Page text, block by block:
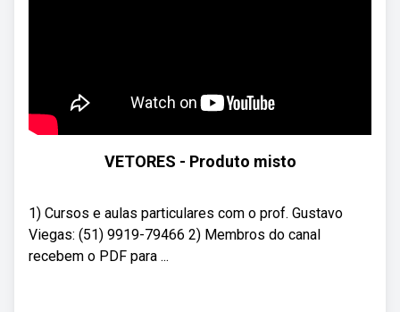
VETORES - Produto misto
1) Cursos e aulas particulares com o prof. Gustavo
Viegas: (51) 9919-79466 2) Membros do canal
recebem o PDF para ...